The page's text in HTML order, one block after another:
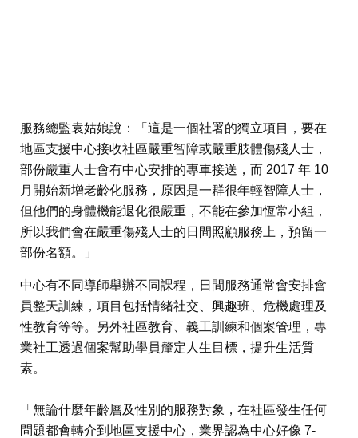
服務總監袁姑娘說：「這是一個社署的獨立項目，要在
地區支援中心接收社區嚴重智障或嚴重肢體傷殘人士，
部份嚴重人士會有中心安排的專車接送，而 2017 年 10
月開始新增老齡化服務，原因是一群很年輕智障人士，
但他們的身體機能退化很嚴重，不能在參加恆常小組，
所以我們會在嚴重傷殘人士的日間照顧服務上，預留一
部份名額。」
中心有不同導師舉辦不同課程，日間服務通常會安排會
員整天訓練，項目包括情緒社交、興趣班、危機處理及
性教育等等。另外社區教育、義工訓練和個案管理，專
業社工透過個案幫助學員釐定人生目標，提升生活質
素。
「無論什麼年齡層及性別的服務對象，在社區發生任何
問題都會轉介到地區支援中心，業界認為中心好像 7-